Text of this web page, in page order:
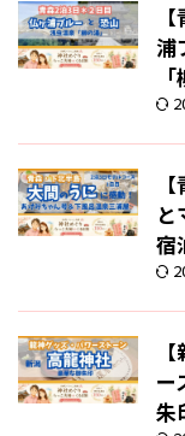
浦
宿
ー
朱